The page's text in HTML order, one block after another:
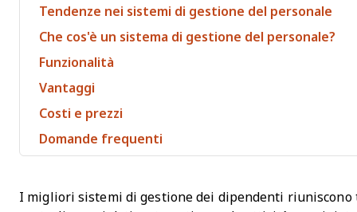
Tendenze nei sistemi di gestione del personale
Che cos'è un sistema di gestione del personale?
Funzionalità
Vantaggi
Costi e prezzi
Domande frequenti
I migliori sistemi di gestione dei dipendenti riuniscono